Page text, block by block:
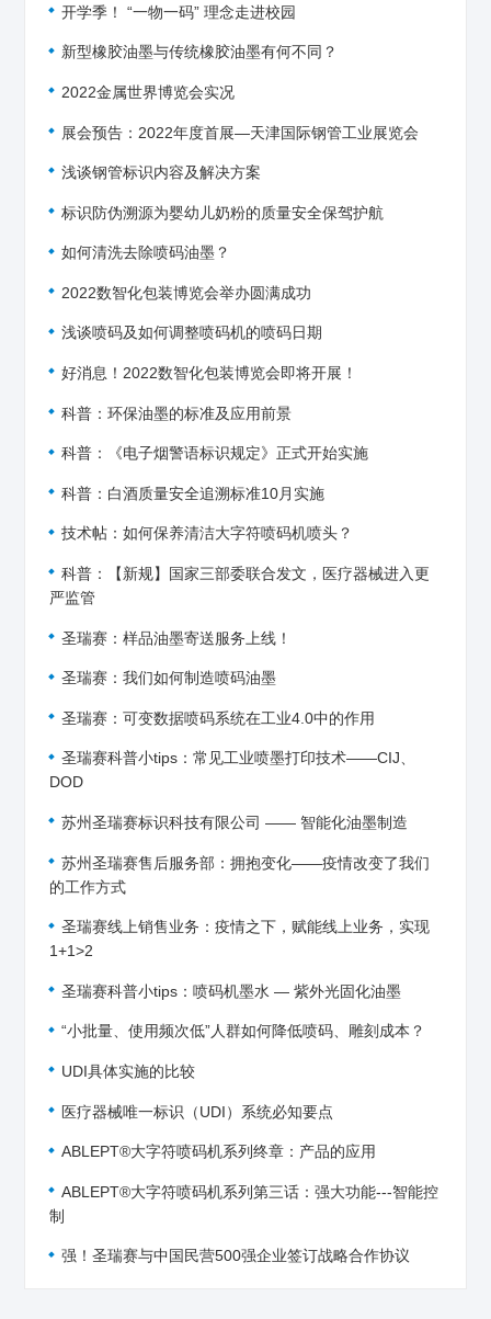
开学季！ “一物一码” 理念走进校园
新型橡胶油墨与传统橡胶油墨有何不同？
2022金属世界博览会实况
展会预告：2022年度首展—天津国际钢管工业展览会
浅谈钢管标识内容及解决方案
标识防伪溯源为婴幼儿奶粉的质量安全保驾护航
如何清洗去除喷码油墨？
2022数智化包装博览会举办圆满成功
浅谈喷码及如何调整喷码机的喷码日期
好消息！2022数智化包装博览会即将开展！
科普：环保油墨的标准及应用前景
科普：《电子烟警语标识规定》正式开始实施
科普：白酒质量安全追溯标准10月实施
技术帖：如何保养清洁大字符喷码机喷头？
科普：【新规】国家三部委联合发文，医疗器械进入更
严监管
圣瑞赛：样品油墨寄送服务上线！
圣瑞赛：我们如何制造喷码油墨
圣瑞赛：可变数据喷码系统在工业4.0中的作用
圣瑞赛科普小tips：常见工业喷墨打印技术——CIJ、
DOD
苏州圣瑞赛标识科技有限公司 —— 智能化油墨制造
苏州圣瑞赛售后服务部：拥抱变化——疫情改变了我们
的工作方式
圣瑞赛线上销售业务：疫情之下，赋能线上业务，实现
1+1>2
圣瑞赛科普小tips：喷码机墨水 — 紫外光固化油墨
“小批量、使用频次低”人群如何降低喷码、雕刻成本？
UDI具体实施的比较
医疗器械唯一标识（UDI）系统必知要点
ABLEPT®大字符喷码机系列终章：产品的应用
ABLEPT®大字符喷码机系列第三话：强大功能---智能控
制
强！圣瑞赛与中国民营500强企业签订战略合作协议